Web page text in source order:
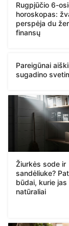
Rugpjūčio 6-
horoskopas:
perspėja du
finansų
Pareigūnai
sugadino
Žiurkės sode ir
sandėliuke?
būdai, kurie
natūraliai